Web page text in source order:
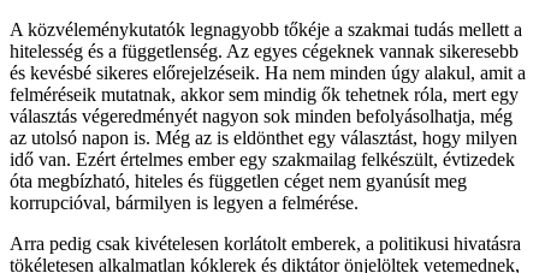
A közvéleménykutatók legnagyobb tőkéje a szakmai tudás mellett a
hitelesség és a függetlenség. Az egyes cégeknek vannak sikeresebb
és kevésbé sikeres előrejelzéseik. Ha nem minden úgy alakul, amit a
felméréseik mutatnak, akkor sem mindig ők tehetnek róla, mert egy
választás végeredményét nagyon sok minden befolyásolhatja, még
az utolsó napon is. Még az is eldönthet egy választást, hogy milyen
idő van. Ezért értelmes ember egy szakmailag felkészült, évtizedek
óta megbízható, hiteles és független céget nem gyanúsít meg
korrupcióval, bármilyen is legyen a felmérése.
Arra pedig csak kivételesen korlátolt emberek, a politikusi hivatásra
tökéletesen alkalmatlan kóklerek és diktátor önjelöltek vetemednek,